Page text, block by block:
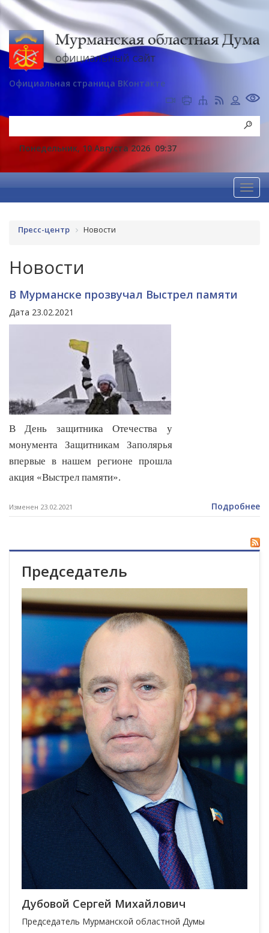
Официальная страница ВКонтакте
Понедельник, 10 Августа 2026 09:37
Пресс-центр Новости
Новости
В Мурманске прозвучал Выстрел памяти
Дата 23.02.2021
В День защитника Отечества у
монумента Защитникам Заполярья
впервые в нашем регионе прошла
акция «Выстрел памяти».
Изменен 23.02.2021 Подробнее
Председатель
Дубовой Сергей Михайлович
Председатель Мурманской областной Думы